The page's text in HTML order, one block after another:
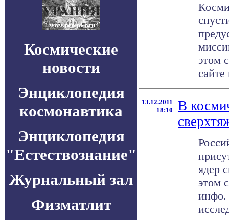
Космические
новости
Энциклопедия
космонавтика
Энциклопедия
"Естествознание"
Журнальный зал
Физматлит
этом
13.12.2011
18:10
В
ядер
этом
инфо.